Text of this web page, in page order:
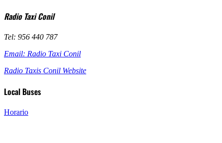
Radio Taxi Conil
Tel: 956 440 787
Email: Radio Taxi Conil
Radio Taxis Conil Website
Local Buses
Horario